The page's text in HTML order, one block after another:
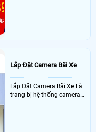
điện thoại khác. Hiện tại
vào xem cùng lúc thì
Đặt Phần Mềm Vantech-
mình ko reset lại mật
Đặt Phần Mềm Vantech-
NHẬN THẺ NHỚ HAY
KHI MỚI BẮT MÀ CHƯA
DÙM Ạ>
Đặt Phần Mềm Vantech-
trợ>
Lắp Đặt Camera Bãi Xe
Lắp Đặt Camera Bãi Xe Là
trang bị hệ thống camera